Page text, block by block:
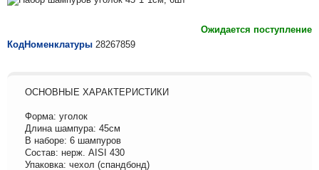
Ожидается поступление
КодНоменклатуры 28267859
ОСНОВНЫЕ ХАРАКТЕРИСТИКИ
Форма: уголок
Длина шампура: 45см
В наборе: 6 шампуров
Состав: нерж. AISI 430
Упаковка: чехол (спандбонд)